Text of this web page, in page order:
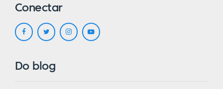
Conectar
Do blog